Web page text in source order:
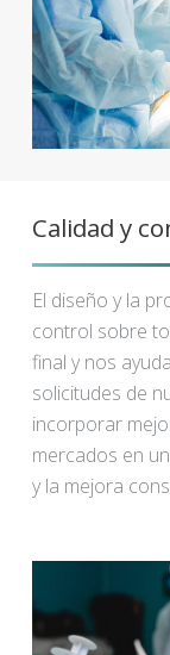
Calidad y
El diseño y la
control sobre
final y nos
solicitudes de
incorporar
mercados en
y la mejora